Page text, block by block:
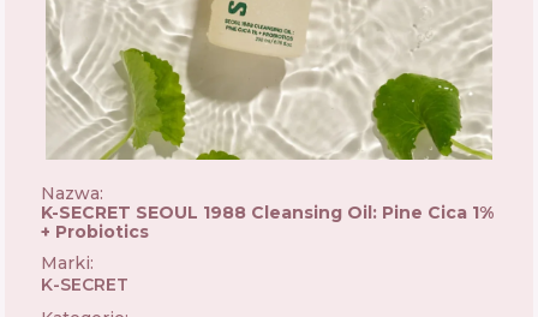
Nazwa:
K-SECRET SEOUL 1988 Cleansing Oil: Pine Cica 1%
+ Probiotics
Marki:
K-SECRET